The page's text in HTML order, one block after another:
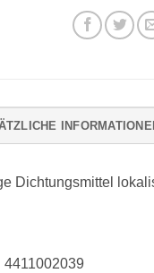
Dichtungsmittel
4411002039